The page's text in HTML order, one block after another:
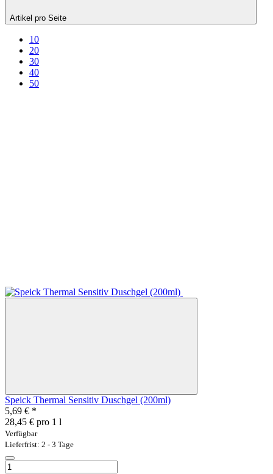
Artikel pro Seite
10
20
30
40
50
Speick Thermal Sensitiv Duschgel (200ml)
5,69 € *
28,45 € pro 1 l
Verfügbar
Lieferfrist: 2 - 3 Tage